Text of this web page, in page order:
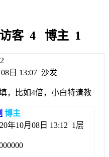
客 4 博主 1
2
日 13:07 沙发
，比如4倍，小白特请教
博主
年10月08日 13:12 1层